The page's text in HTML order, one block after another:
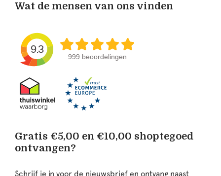
Wat de mensen van ons vinden
9.3
999 beoordelingen
Gratis €5,00 en €10,00 shoptegoed
ontvangen?
Schrijf je in voor de nieuwsbrief en ontvang naast